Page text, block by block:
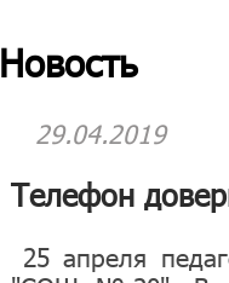
Новость
29.04.2019
Телефон
25 апреля